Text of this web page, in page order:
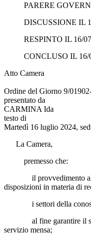
PARERE
DISCUSSIONE IL
RESPINTO IL 16/
CONCLUSO IL 16/
Atto Camera
Ordine del Giorno 9/
presentato da
CARMINA Ida
testo di
Martedì 16 luglio 2024,
La Camera,
premesso che:
il provvedimento
disposizioni in materia di
i settori della
al fine garantire il
servizio mensa;